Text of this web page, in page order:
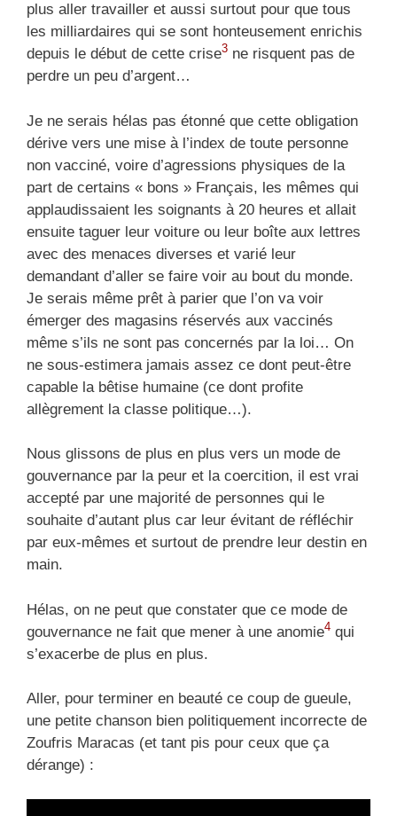
plus aller travailler et aussi surtout pour que tous
les milliardaires qui se sont honteusement enrichis
depuis le début de cette crise3 ne risquent pas de
perdre un peu d’argent…
Je ne serais hélas pas étonné que cette obligation
dérive vers une mise à l’index de toute personne
non vacciné, voire d’agressions physiques de la
part de certains « bons » Français, les mêmes qui
applaudissaient les soignants à 20 heures et allait
ensuite taguer leur voiture ou leur boîte aux lettres
avec des menaces diverses et varié leur
demandant d’aller se faire voir au bout du monde.
Je serais même prêt à parier que l’on va voir
émerger des magasins réservés aux vaccinés
même s’ils ne sont pas concernés par la loi… On
ne sous-estimera jamais assez ce dont peut-être
capable la bêtise humaine (ce dont profite
allègrement la classe politique…).
Nous glissons de plus en plus vers un mode de
gouvernance par la peur et la coercition, il est vrai
accepté par une majorité de personnes qui le
souhaite d’autant plus car leur évitant de réfléchir
par eux-mêmes et surtout de prendre leur destin en
main.
Hélas, on ne peut que constater que ce mode de
gouvernance ne fait que mener à une anomie4 qui
s’exacerbe de plus en plus.
Aller, pour terminer en beauté ce coup de gueule,
une petite chanson bien politiquement incorrecte de
Zoufris Maracas (et tant pis pour ceux que ça
dérange) :